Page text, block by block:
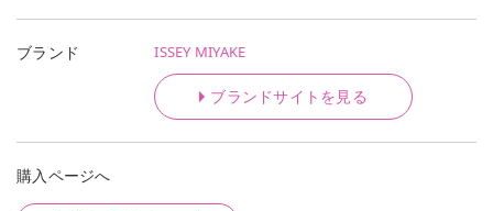
ブランド ISSEY MIYAKE
ブランドサイトを見る
購入ページへ